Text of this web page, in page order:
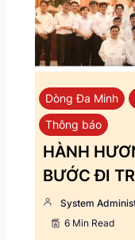
Dòng Đa Minh
Thông báo
HÀNH
BƯỚC ĐI
System
6 Min Read